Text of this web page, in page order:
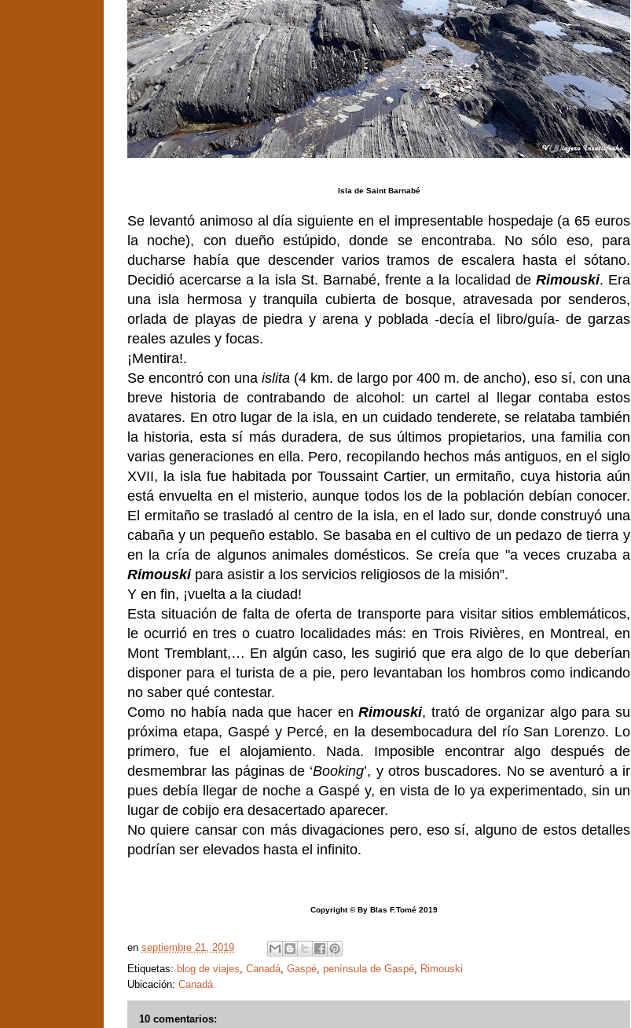
Isla de Saint Barnabé
Se levantó animoso al día siguiente en el impresentable hospedaje (a 65 euros
la noche), con dueño estúpido, donde se encontraba. No sólo eso, para
ducharse había que descender varios tramos de escalera hasta el sótano.
Decidió acercarse a la isla St. Barnabé, frente a la localidad de Rimouski. Era
una isla hermosa y tranquila cubierta de bosque, atravesada por senderos,
orlada de playas de piedra y arena y poblada -decía el libro/guía- de garzas
reales azules y focas.
¡Mentira!.
Se encontró con una islita (4 km. de largo por 400 m. de ancho), eso sí, con una
breve historia de contrabando de alcohol: un cartel al llegar contaba estos
avatares. En otro lugar de la isla, en un cuidado tenderete, se relataba también
la historia, esta sí más duradera, de sus últimos propietarios, una familia con
varias generaciones en ella. Pero, recopilando hechos más antiguos, en el siglo
XVII, la isla fue habitada por Toussaint Cartier, un ermitaño, cuya historia aún
está envuelta en el misterio, aunque todos los de la población debían conocer.
El ermitaño se trasladó al centro de la isla, en el lado sur, donde construyó una
cabaña y un pequeño establo. Se basaba en el cultivo de un pedazo de tierra y
en la cría de algunos animales domésticos. Se creía que "a veces cruzaba a
Rimouskipara asistir a los servicios religiosos de la misión”.
Y en fin, ¡vuelta a la ciudad!
Esta situación de falta de oferta de transporte para visitar sitios emblemáticos,
le ocurrió en tres o cuatro localidades más: en Trois Rivières, en Montreal, en
Mont Tremblant,… En algún caso, les sugirió que era algo de lo que deberían
disponer para el turista de a pie, pero levantaban los hombros como indicando
no saber qué contestar.
Como no había nada que hacer enRimouski, trató de organizar algo para su
próxima etapa, Gaspé y Percé, en la desembocadura del río San Lorenzo. Lo
primero, fue el alojamiento. Nada. Imposible encontrar algo después de
desmembrar las páginas de ‘Booking’, y otros buscadores. No se aventuró a ir
pues debía llegar de noche a Gaspé y, en vista de lo ya experimentado, sin un
lugar de cobijo era desacertado aparecer.
No quiere cansar con más divagaciones pero, eso sí, alguno de estos detalles
podrían ser elevados hasta el infinito.
Copyright © By Blas F.Tomé 2019
en septiembre 21, 2019
Etiquetas: blog de viajes, Canadá, Gaspé, península de Gaspé, Rimouski
Ubicación: Canadá
10 comentarios: